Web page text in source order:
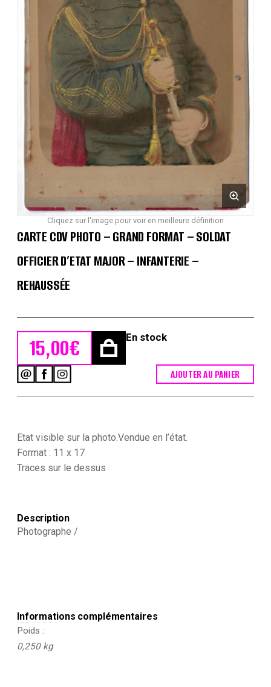
Cliquez sur l'image pour voir en meilleure définition
CARTE CDV PHOTO – GRAND FORMAT – SOLDAT
OFFICIER D’ETAT MAJOR – INFANTERIE –
REHAUSSÉE
15,00€ En stock
-
Grand
-
AJOUTER AU PANIER
Etat visible sur la photo.Vendue en l’état.
Format : 11 x 17
Traces sur le dessus
Description
Photographe /
Informations complémentaires
Poids
0,250 kg